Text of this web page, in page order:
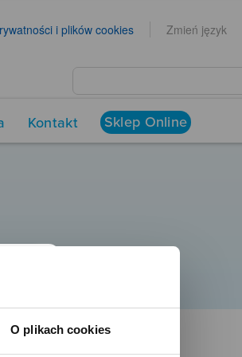
O plikach cookies
i plików cookies Zmień język
Kontakt Sklep Online